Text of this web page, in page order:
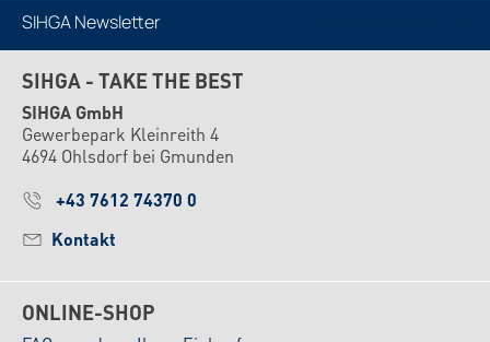
SIHGA Newsletter
SIHGA - TAKE THE BEST
SIHGA GmbH
Gewerbepark Kleinreith 4
4694 Ohlsdorf bei Gmunden
+43 7612 74370 0
Kontakt
ONLINE-SHOP